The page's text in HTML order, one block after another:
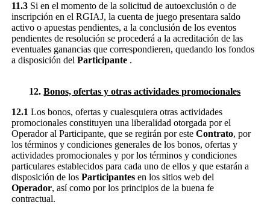
11.3 Si en el momento de la solicitud de autoexclusión o de
inscripción en el RGIAJ, la cuenta de juego presentara saldo
activo o apuestas pendientes, a la conclusión de los eventos
pendientes de resolución se procederá a la acreditación de las
eventuales ganancias que correspondieren, quedando los fondos
a disposición del Participante .
12.Bonos, ofertas y otras actividades promocionales
12.1 Los bonos, ofertas y cualesquiera otras actividades
promocionales constituyen una liberalidad otorgada por el
Operador al Participante, que se regirán por este Contrato, por
los términos y condiciones generales de los bonos, ofertas y
actividades promocionales y por los términos y condiciones
particulares establecidos para cada uno de ellos y que estarán a
disposición de los Participantes en los sitios web del
Operador, así como por los principios de la buena fe
contractual.